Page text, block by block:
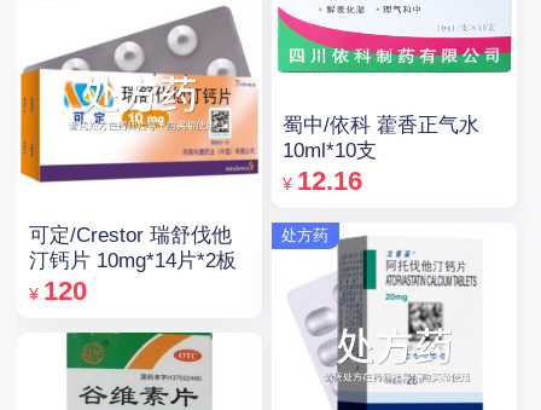
可定/Crestor 瑞舒伐他
汀钙片 10mg*14片*2板
¥ 120
蜀中/依科 藿香正气水
10ml*10支
¥ 12.16
处方药